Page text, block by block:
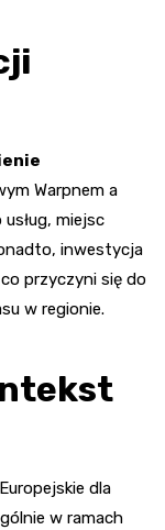
Warpnem a
miejsc
inwestycja
przyczyni się do
w regionie.
dla
w ramach